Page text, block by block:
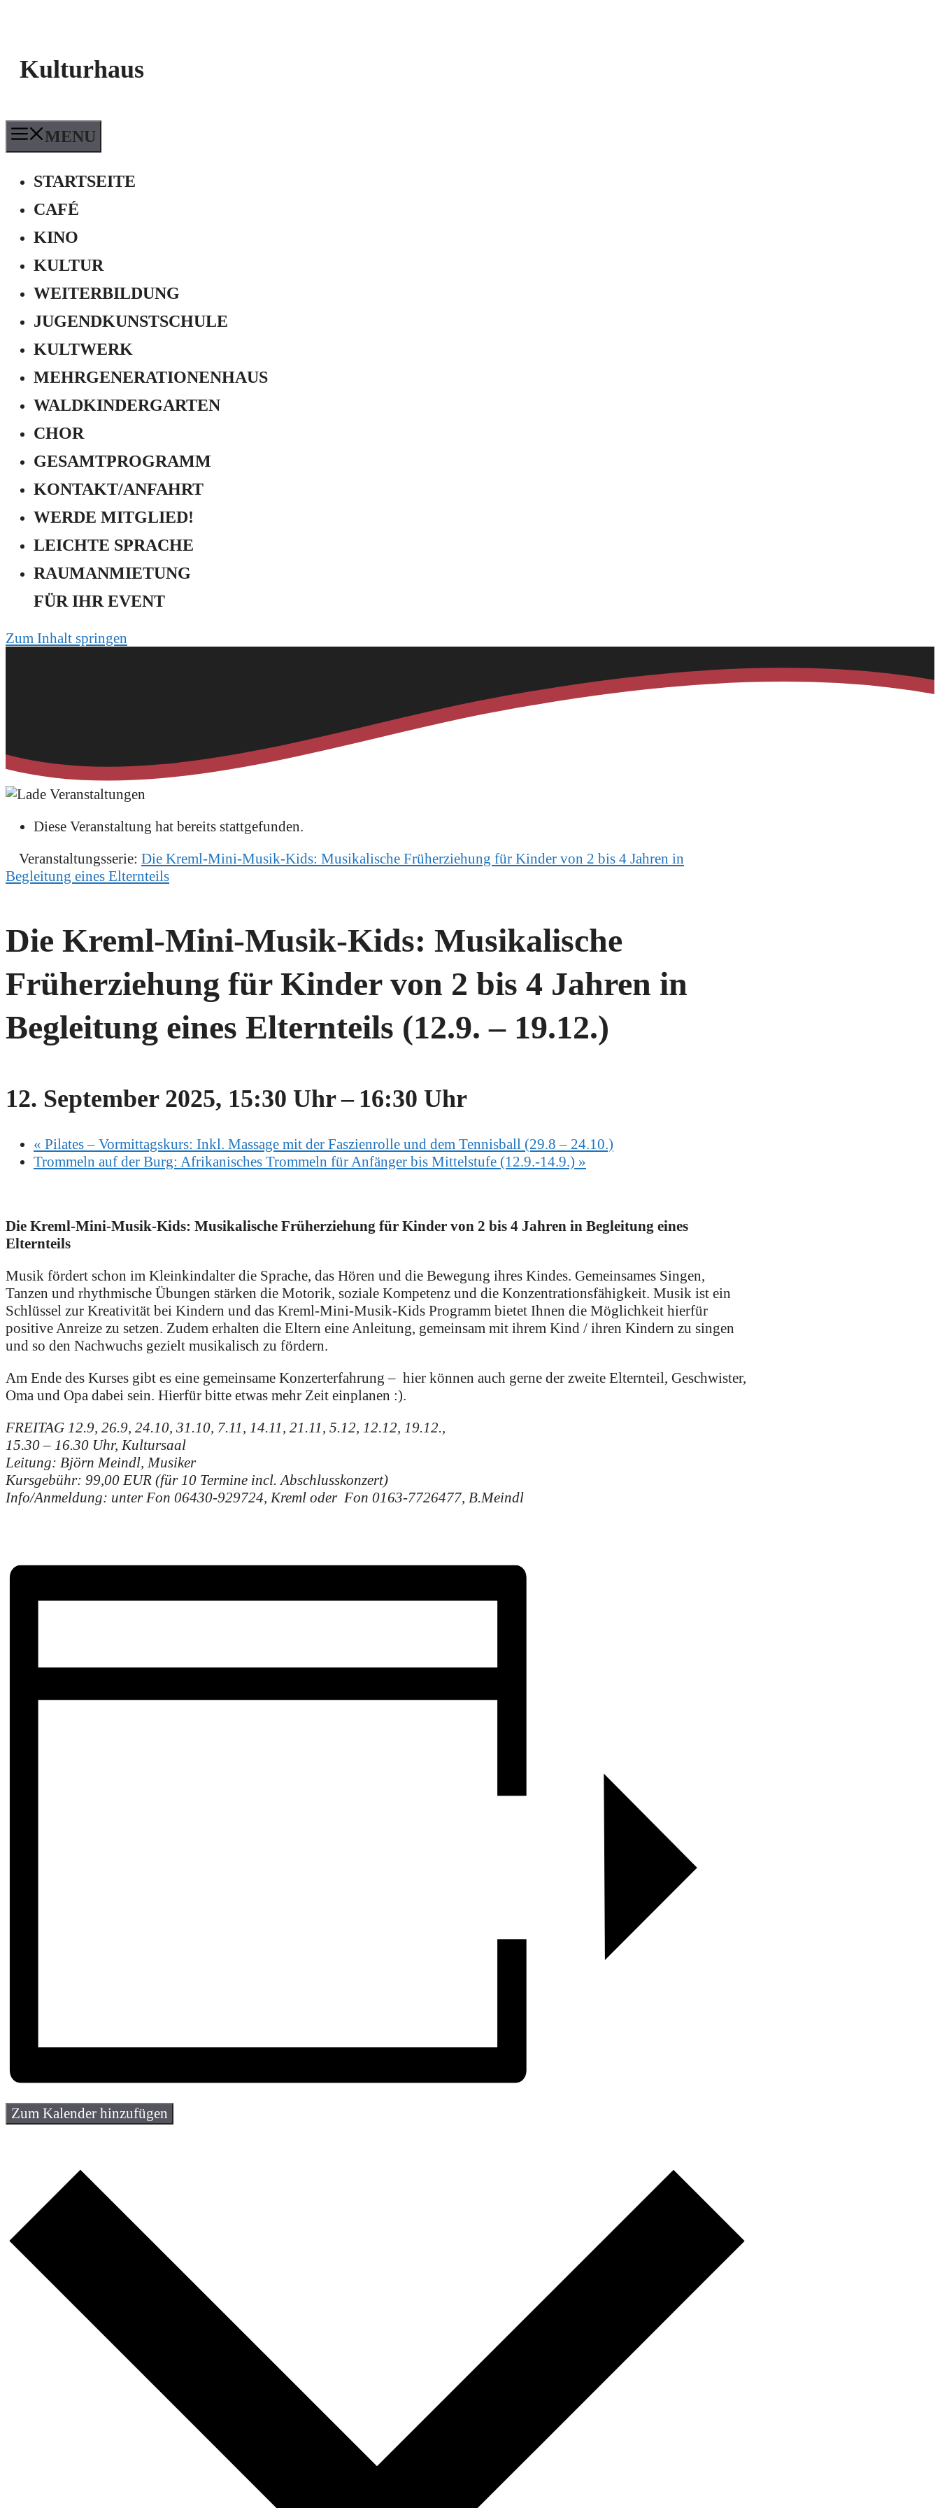
Kulturhaus
MENU
STARTSEITE
CAFÉ
KINO
KULTUR
WEITERBILDUNG
JUGEND­KUNSTSCHULE
KULTWERK
MEHRGENERATIONEN­HAUS
WALDKINDERGARTEN
CHOR
GESAMTPROGRAMM
KONTAKT/ANFAHRT
WERDE MITGLIED!
LEICHTE SPRACHE
RAUMANMIETUNG
FÜR IHR EVENT
Zum Inhalt springen
Diese Veranstaltung hat bereits stattgefunden.
Veranstaltungsserie: Die Kreml-Mini-Musik-Kids: Musikalische Früherziehung für Kinder von 2 bis 4 Jahren in
Begleitung eines Elternteils
Die Kreml-Mini-Musik-Kids: Musikalische
Früherziehung für Kinder von 2 bis 4 Jahren in
Begleitung eines Elternteils (12.9. – 19.12.)
12. September 2025, 15:30 Uhr– 16:30 Uhr
« Pilates – Vormittagskurs: Inkl. Massage mit der Faszienrolle und dem Tennisball (29.8 – 24.10.)
Trommeln auf der Burg: Afrikanisches Trommeln für Anfänger bis Mittelstufe (12.9.-14.9.) »
Die Kreml-Mini-Musik-Kids: Musikalische Früherziehung für Kinder von 2 bis 4 Jahren in Begleitung eines
Elternteils
Musik fördert schon im Kleinkindalter die Sprache, das Hören und die Bewegung ihres Kindes. Gemeinsames Singen,
Tanzen und rhythmische Übungen stärken die Motorik, soziale Kompetenz und die Konzentrationsfähigkeit. Musik ist ein
Schlüssel zur Kreativität bei Kindern und das Kreml-Mini-Musik-Kids Programm bietet Ihnen die Möglichkeit hierfür
positive Anreize zu setzen. Zudem erhalten die Eltern eine Anleitung, gemeinsam mit ihrem Kind / ihren Kindern zu singen
und so den Nachwuchs gezielt musikalisch zu fördern.
Am Ende des Kurses gibt es eine gemeinsame Konzerterfahrung – hier können auch gerne der zweite Elternteil, Geschwister,
Oma und Opa dabei sein. Hierfür bitte etwas mehr Zeit einplanen :).
FREITAG 12.9, 26.9, 24.10, 31.10, 7.11, 14.11, 21.11, 5.12, 12.12, 19.12.,
15.30 – 16.30 Uhr, Kultursaal
Leitung: Björn Meindl, Musiker
Kursgebühr: 99,00 EUR (für 10 Termine incl. Abschlusskonzert)
Info/Anmeldung: unter Fon 06430-929724, Kreml oder Fon 0163-7726477, B.Meindl
Zum Kalender hinzufügen